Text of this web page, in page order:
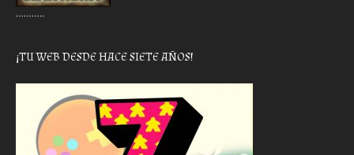
………..
¡TU WEB DESDE HACE SIETE AÑOS!